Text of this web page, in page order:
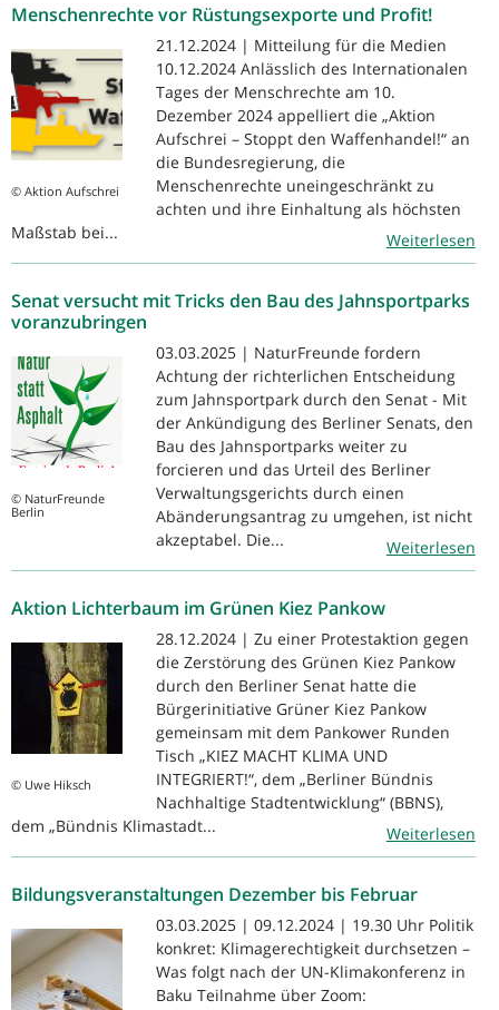
Menschenrechte vor Rüstungsexporte und Profit!
© Aktion Aufschrei
21.12.2024 | Mitteilung für die Medien
10.12.2024 Anlässlich des Internationalen
Tages der Menschrechte am 10.
Dezember 2024 appelliert die „Aktion
Aufschrei – Stoppt den Waffenhandel!“ an
die Bundesregierung, die
Menschenrechte uneingeschränkt zu
achten und ihre Einhaltung als höchsten
Maßstab bei...
Weiterlesen
Senat versucht mit Tricks den Bau des Jahnsportparks
voranzubringen
© NaturFreunde
Berlin
03.03.2025 | NaturFreunde fordern
Achtung der richterlichen Entscheidung
zum Jahnsportpark durch den Senat - Mit
der Ankündigung des Berliner Senats, den
Bau des Jahnsportparks weiter zu
forcieren und das Urteil des Berliner
Verwaltungsgerichts durch einen
Abänderungsantrag zu umgehen, ist nicht
akzeptabel. Die...
Weiterlesen
Aktion Lichterbaum im Grünen Kiez Pankow
© Uwe Hiksch
28.12.2024 | Zu einer Protestaktion gegen
die Zerstörung des Grünen Kiez Pankow
durch den Berliner Senat hatte die
Bürgerinitiative Grüner Kiez Pankow
gemeinsam mit dem Pankower Runden
Tisch „KIEZ MACHT KLIMA UND
INTEGRIERT!“, dem „Berliner Bündnis
Nachhaltige Stadtentwicklung“ (BBNS),
dem „Bündnis Klimastadt...
Weiterlesen
Bildungsveranstaltungen Dezember bis Februar
03.03.2025 | 09.12.2024 | 19.30 Uhr Politik
konkret: Klimagerechtigkeit durchsetzen –
Was folgt nach der UN-Klimakonferenz in
Baku Teilnahme über Zoom: